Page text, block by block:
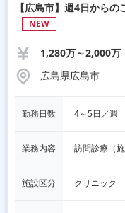
【広島市】週4日から
NEW
1,280万～2,000万
広島県広島市
勤務日数 4～5日／週
業務内容 訪問診療（
施設区分 クリニック